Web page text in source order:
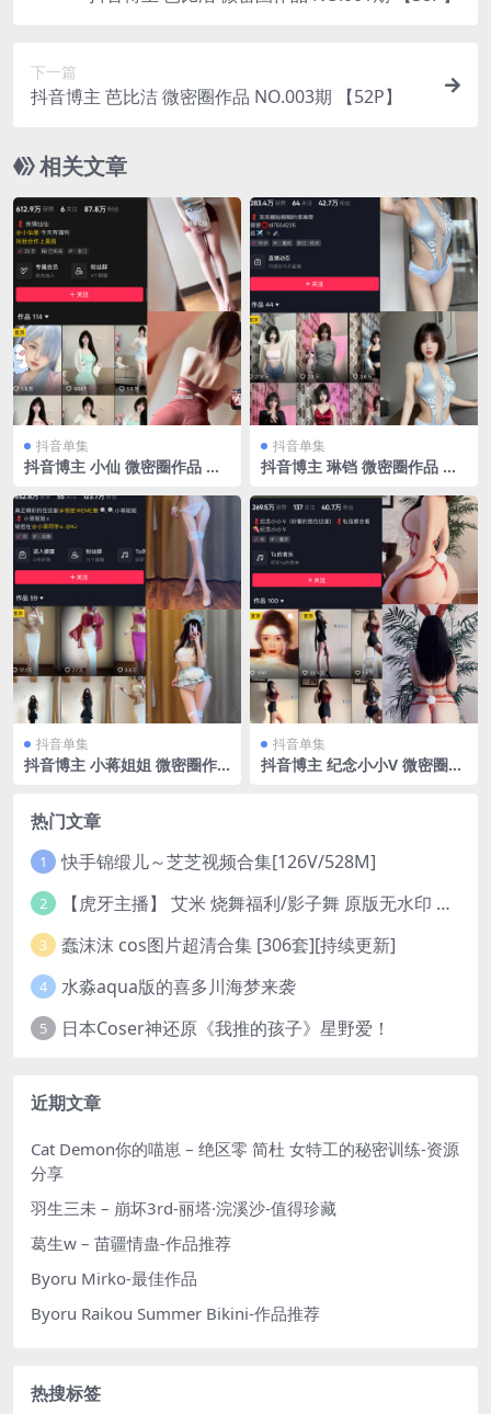
下一篇
抖音博主 芭比洁 微密圈作品 NO.003期 【52P】
相关文章
抖音单集
抖音博主 小仙 微密圈作品 N
抖音单集
抖音博主 琳铛 微密圈作品 N
2023.9.23
抖音单集
抖音博主 小蒋姐姐 微密圈作
抖音单集
抖音博主 纪念小小V 微密圈作
热门文章
1 快手锦缎儿～芝芝视频合集[126V/528M]
2 【虎牙主播】 艾米 烧舞福利/影子舞 原版无水印 （1v/130m）
3 蠢沫沫 cos图片超清合集 [306套][持续更新]
4 水淼aqua版的喜多川海梦来袭
5 日本Coser神还原《我推的孩子》星野爱！
近期文章
Cat Demon你的喵崽 – 绝区零 简杜 女特工的秘密训练-资源
分享
羽生三未 – 崩坏3rd-丽塔·浣溪沙-值得珍藏
葛生w – 苗疆情蛊-作品推荐
Byoru Mirko-最佳作品
Byoru Raikou Summer Bikini-作品推荐
热搜标签